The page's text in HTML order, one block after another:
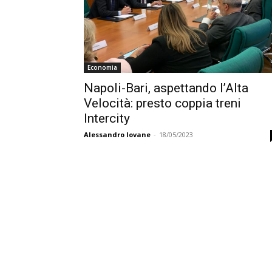
Economia
Napoli-Bari, aspettando l’Alta
Velocità: presto coppia treni
Intercity
Alessandro Iovane - 18/05/2023